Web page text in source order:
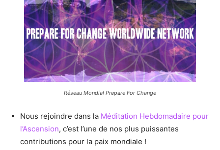
Réseau Mondial Prepare For Change
Nous rejoindre dans la Méditation Hebdomadaire pour
l’Ascension, c’est l’une de nos plus puissantes
contributions pour la paix mondiale !